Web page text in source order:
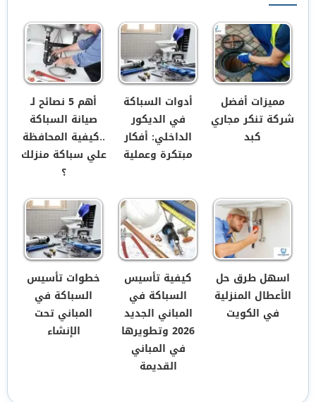
مميزات أفضل
شركة تنكر مجاري
كبد
أدوات السباكة
في الديكور
الداخلي: أفكار
مبتكرة وعملية
أهم 5 نصائح لـ
صيانة السباكة
..كيفية المحافظة
علي سباكة منزلك
؟
اسهل طرق حل
الأعطال المنزلية
في الكويت
كيفية تأسيس
السباكة في
المباني الجديد
2026 وتطويرها
في المباني
القديمة
خطوات تأسيس
السباكة في
المباني تحت
الإنشاء